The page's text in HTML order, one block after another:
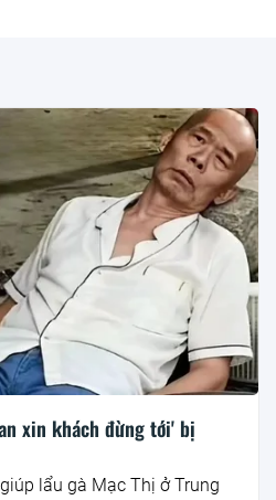
xin khách đừng tới' bị
lẩu gà Mạc Thị ở Trung